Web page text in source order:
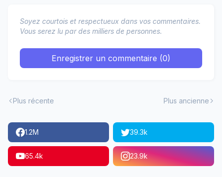
Soyez courtois et respectueux dans vos commentaires.
Vous serez lu par des milliers de personnes.
Enregistrer un commentaire (0)
Plus récente Plus ancienne
1.2M 39.3k
65.4k 23.9k